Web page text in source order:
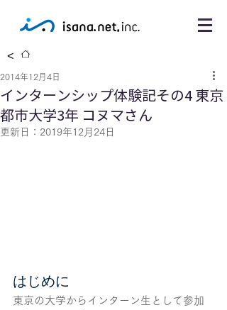
<
インターンシップ体験記その4 東京
都市大学3年 コヌマさん
2014年12月4日
更新日： 2019年12月24日
はじめに
東京の大学からインターン生として参加